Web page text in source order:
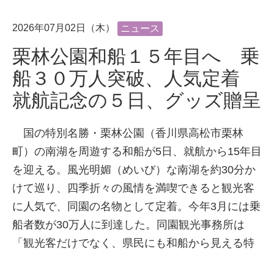
2026年07月02日（木） ニュース
栗林公園和船１５年目へ 乗
船３０万人突破、人気定着
就航記念の５日、グッズ贈呈
国の特別名勝・栗林公園（香川県高松市栗林
町）の南湖を周遊する和船が5日、就航から15年目
を迎える。風光明媚（めいび）な南湖を約30分か
けて巡り、四季折々の風情を満喫できると観光客
に人気で、同園の名物として定着。今年3月には乗
船者数が30万人に到達した。同園観光事務所は
「観光客だけでなく、県民にも和船から見える特